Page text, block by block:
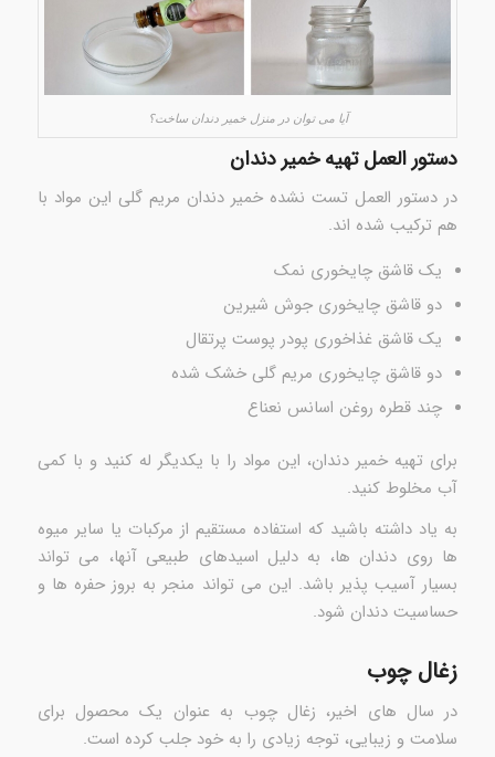
آیا می توان در منزل خمیر دندان ساخت؟
دستور العمل تهیه خمیر دندان
در دستور العمل تست نشده خمیر دندان مریم گلی این مواد با
هم ترکیب شده اند.
یک قاشق چایخوری نمک
دو قاشق چایخوری جوش شیرین
یک قاشق غذاخوری پودر پوست پرتقال
دو قاشق چایخوری مریم گلی خشک شده
چند قطره روغن اسانس نعناع
برای تهیه خمیر دندان، این مواد را با یکدیگر له کنید و با کمی
آب مخلوط کنید.
به یاد داشته باشید که استفاده مستقیم از مرکبات یا سایر میوه
ها روی دندان ها، به دلیل اسیدهای طبیعی آنها، می تواند
بسیار آسیب پذیر باشد. این می تواند منجر به بروز حفره ها و
حساسیت دندان شود.
زغال چوب
در سال های اخیر، زغال چوب به عنوان یک محصول برای
سلامت و زیبایی، توجه زیادی را به خود جلب کرده است.